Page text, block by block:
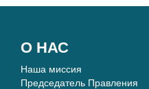
О НАС
Наша миссия
Председатель Правления